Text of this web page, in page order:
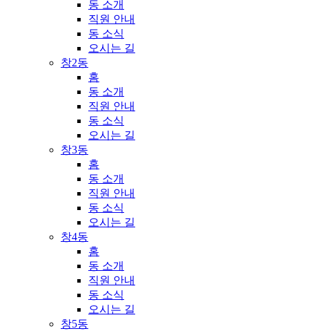
동 소개
직원 안내
동 소식
오시는 길
창2동
홈
동 소개
직원 안내
동 소식
오시는 길
창3동
홈
동 소개
직원 안내
동 소식
오시는 길
창4동
홈
동 소개
직원 안내
동 소식
오시는 길
창5동